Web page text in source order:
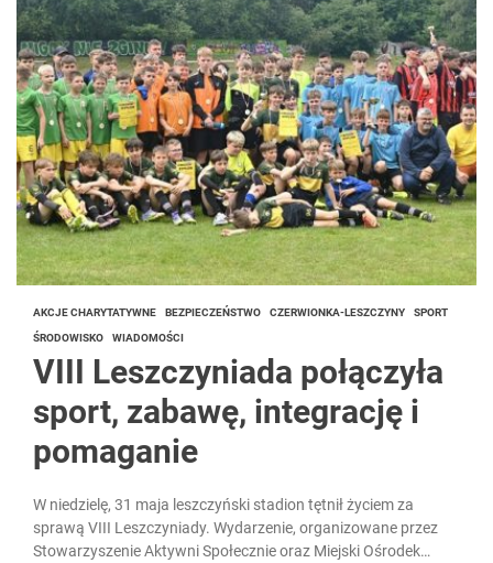
AKCJE CHARYTATYWNE BEZPIECZEŃSTWO CZERWIONKA-LESZCZYNY SPORT
ŚRODOWISKO WIADOMOŚCI
VIII Leszczyniada połączyła
sport, zabawę, integrację i
pomaganie
W niedzielę, 31 maja leszczyński stadion tętnił życiem za
sprawą VIII Leszczyniady. Wydarzenie, organizowane przez
Stowarzyszenie Aktywni Społecznie oraz Miejski Ośrodek